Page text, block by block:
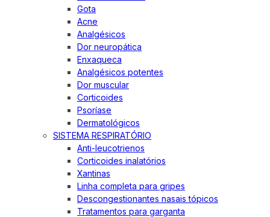
Gota
Acne
Analgésicos
Dor neuropática
Enxaqueca
Analgésicos potentes
Dor muscular
Corticoides
Psoríase
Dermatológicos
SISTEMA RESPIRATÓRIO
Anti-leucotrienos
Corticoides inalatórios
Xantinas
Linha completa para gripes
Descongestionantes nasais tópicos
Tratamentos para garganta